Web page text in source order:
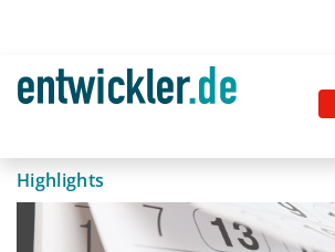
Highlights